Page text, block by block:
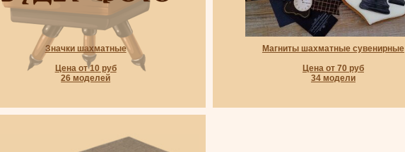
Значки шахматные
Цена от 10 руб
26 моделей
Магниты шахматные сувенирные
Цена от 70 руб
34 модели